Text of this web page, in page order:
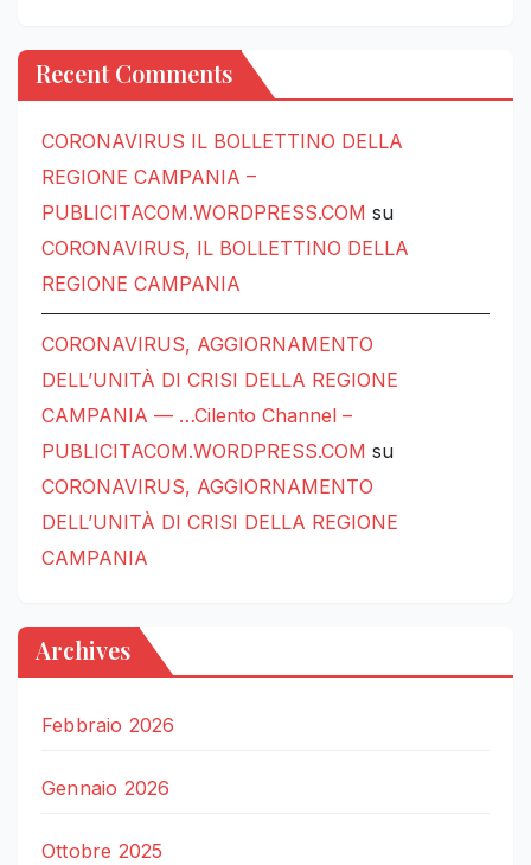
Recent Comments
CORONAVIRUS IL BOLLETTINO DELLA
REGIONE CAMPANIA –
PUBLICITACOM.WORDPRESS.COM su
CORONAVIRUS, IL BOLLETTINO DELLA
REGIONE CAMPANIA
CORONAVIRUS, AGGIORNAMENTO
DELL’UNITÀ DI CRISI DELLA REGIONE
CAMPANIA — …Cilento Channel –
PUBLICITACOM.WORDPRESS.COM su
CORONAVIRUS, AGGIORNAMENTO
DELL’UNITÀ DI CRISI DELLA REGIONE
CAMPANIA
Archives
Febbraio 2026
Gennaio 2026
Ottobre 2025